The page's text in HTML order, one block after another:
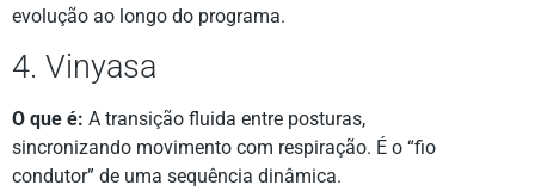
evolução ao longo do programa.
4. Vinyasa
O que é: A transição fluida entre posturas,
sincronizando movimento com respiração. É o “fio
condutor” de uma sequência dinâmica.